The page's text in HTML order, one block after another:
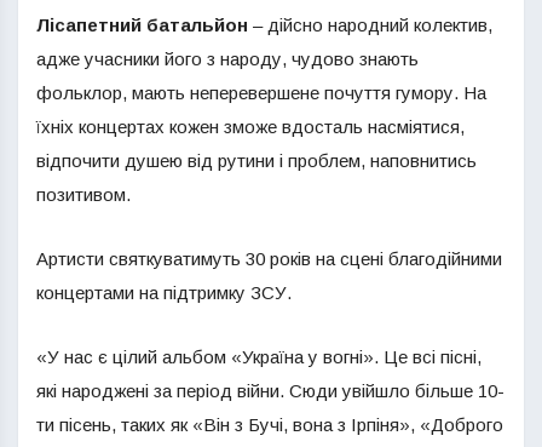
Лісапетний батальйон – дійсно народний колектив,
адже учасники його з народу, чудово знають
фольклор, мають неперевершене почуття гумору. На
їхніх концертах кожен зможе вдосталь насміятися,
відпочити душею від рутини і проблем, наповнитись
позитивом.
Артисти святкуватимуть 30 років на сцені благодійними
концертами на підтримку ЗСУ.
«У нас є цілий альбом «Україна у вогні». Це всі пісні,
які народжені за період війни. Сюди увійшло більше 10-
ти пісень, таких як «Він з Бучі, вона з Ірпіня», «Доброго